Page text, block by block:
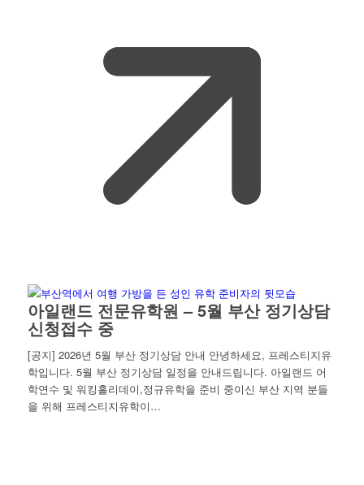
아일랜드 전문유학원 – 5월 부산 정기상담
신청접수 중
[공지] 2026년 5월 부산 정기상담 안내 안녕하세요, 프레스티지유
학입니다. 5월 부산 정기상담 일정을 안내드립니다. 아일랜드 어
학연수 및 워킹홀리데이,정규유학을 준비 중이신 부산 지역 분들
을 위해 프레스티지유학이…